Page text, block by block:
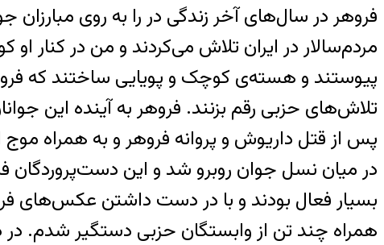
فروهر در سال‌های آخر زندگی در را به روی مبارزان
مردم‌سالار در ایران تلاش می‌کردند و من در کنار
پیوستند و هسته‌ی کوچک و پویایی ساختند که
تلاش‌های حزبی رقم بزنند. فروهر به آینده این
پس از قتل داریوش و پروانه فروهر و به همراه
بسیار فعال بودند و با در دست داشتن عکس‌های